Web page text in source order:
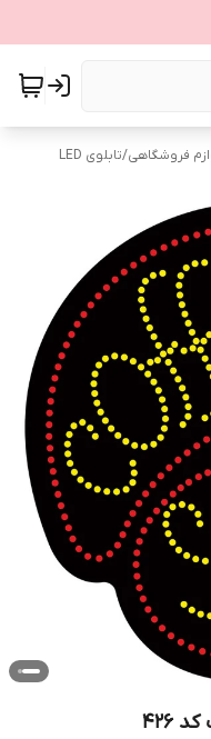
فروشگاهی/تابلوی LED
426